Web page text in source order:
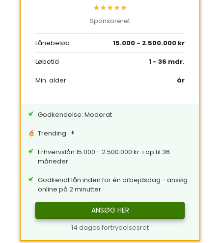
★★★★★
Sponsoreret
Lånebeløb
15.000 - 2.500.000 kr
Løbetid
1 - 36 mdr.
Min. alder
år
Godkendelse: Moderat
Trending
Erhvervslån 15.000 - 2.500.000 kr. i op til 36
måneder
Godkendt lån inden for én arbejdsdag - ansøg
online på 2 minutter
ANSØG HER
14 dages fortrydelsesret